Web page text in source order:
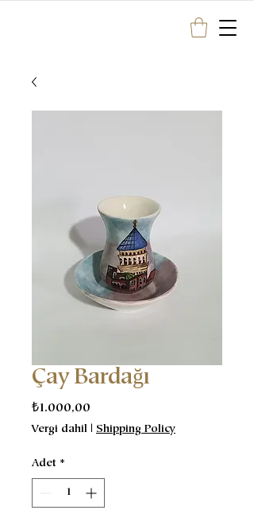
Çay Bardağı
₺1.000,00
Vergi dahil | Shipping Policy
Adet *